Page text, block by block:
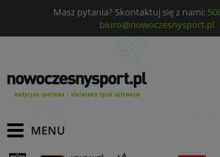
Masz pytania? Skontaktuj się z nami:
biuro@nowoczesnysport.pl